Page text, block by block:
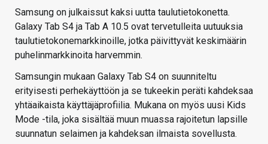
Samsung on julkaissut kaksi uutta taulutietokonetta.
Galaxy Tab S4 ja Tab A 10.5 ovat tervetulleita uutuuksia
taulutietokonemarkkinoille, jotka päivittyvät keskimäärin
puhelinmarkkinoita harvemmin.
Samsungin mukaan Galaxy Tab S4 on suunniteltu
erityisesti perhekäyttöön ja se tukeekin peräti kahdeksaa
yhtäaikaista käyttäjäprofiilia. Mukana on myös uusi Kids
Mode -tila, joka sisältää muun muassa rajoitetun lapsille
suunnatun selaimen ja kahdeksan ilmaista sovellusta.